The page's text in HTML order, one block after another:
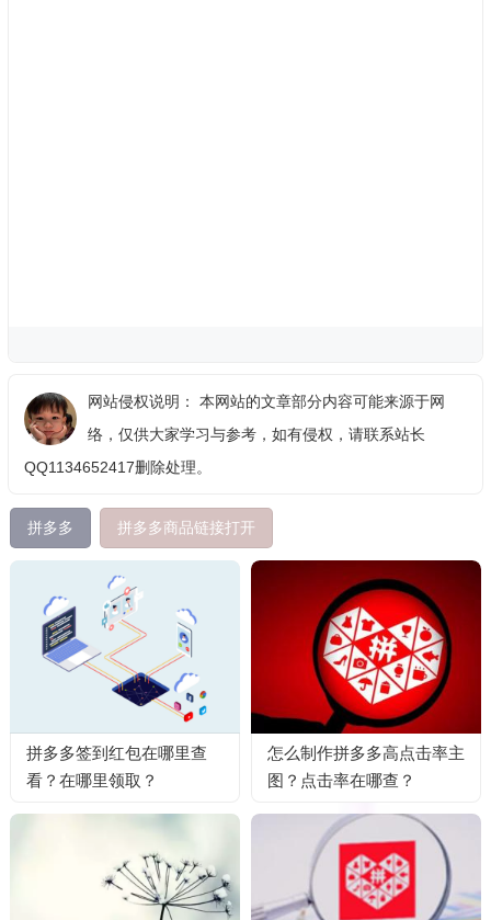
网站侵权说明： 本网站的文章部分内容可能来源于网
络，仅供大家学习与参考，如有侵权，请联系站长
QQ1134652417删除处理。
拼多多 拼多多商品链接打开
拼多多签到红包在哪里查
看？在哪里领取？
怎么制作拼多多高点击率主
图？点击率在哪查？